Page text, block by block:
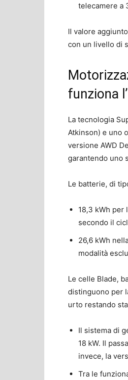
telecamere a
Il valore
con un livello di
funziona
La tecnologia
Atkinson) e uno
versione AWD
garantendo uno
Le batterie, di
18,3 kWh per
secondo il
26,6 kWh
modalità
Le celle Blade,
distinguono per
urto restando
Il sistema di
18 kW. Il
invece, la
Tra le